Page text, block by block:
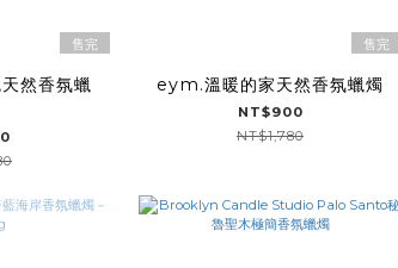
售完
然香氛蠟
售完
eym.溫暖的家天然香氛蠟燭
NT$900
NT$1,780